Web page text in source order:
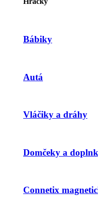
Bábiky
Autá
Vláčiky a dráhy
Domčeky a
Connetix